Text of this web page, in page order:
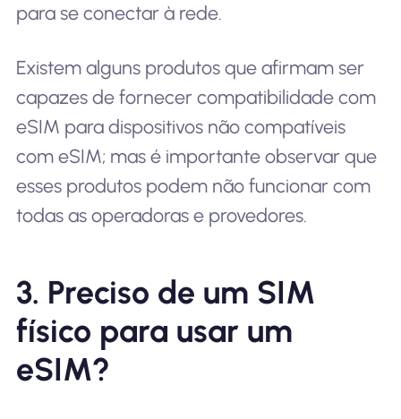
para se conectar à rede.
Existem alguns produtos que afirmam ser
capazes de fornecer compatibilidade com
eSIM para dispositivos não compatíveis
com eSIM; mas é importante observar que
esses produtos podem não funcionar com
todas as operadoras e provedores.
3. Preciso de um SIM
físico para usar um
eSIM?